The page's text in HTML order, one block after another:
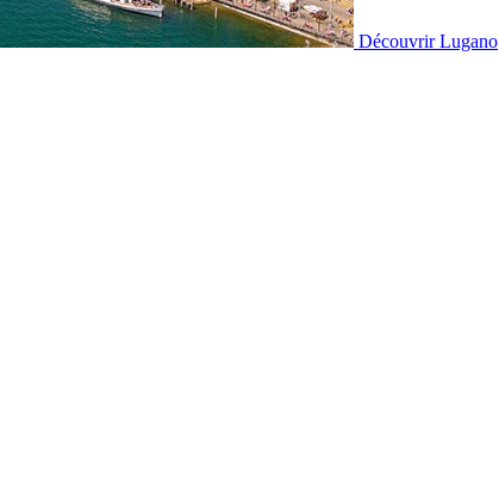
Découvrir Lugano